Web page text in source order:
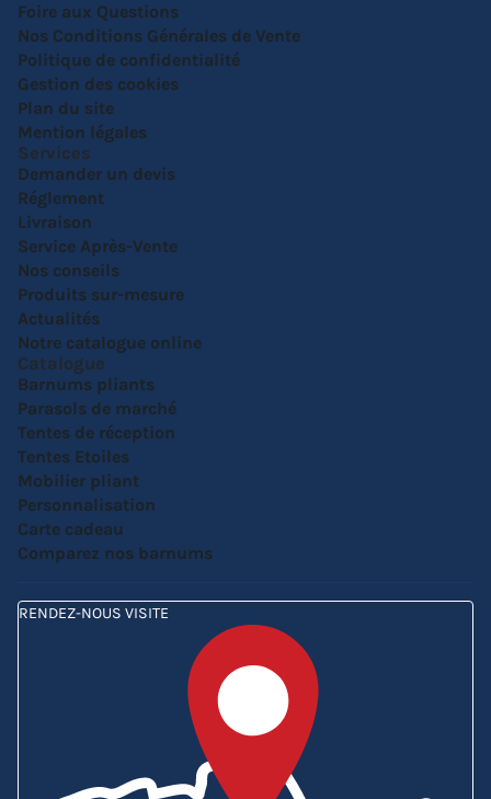
Foire aux Questions
Nos Conditions Générales de Vente
Politique de confidentialité
Gestion des cookies
Plan du site
Mention légales
Services
Demander un devis
Réglement
Livraison
Service Après-Vente
Nos conseils
Produits sur-mesure
Actualités
Notre catalogue online
Catalogue
Barnums pliants
Parasols de marché
Tentes de réception
Tentes Etoiles
Mobilier pliant
Personnalisation
Carte cadeau
Comparez nos barnums
RENDEZ-NOUS VISITE